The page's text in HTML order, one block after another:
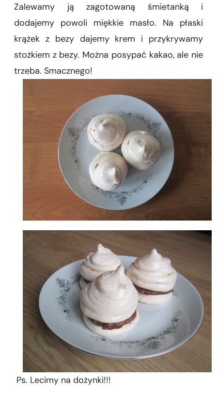
Zalewamy ją zagotowaną śmietanką i
dodajemy powoli miękkie masło. Na płaski
krążek z bezy dajemy krem i przykrywamy
stożkiem z bezy. Można posypać kakao, ale nie
trzeba. Smacznego!
Ps. Lecimy na dożynki!!!